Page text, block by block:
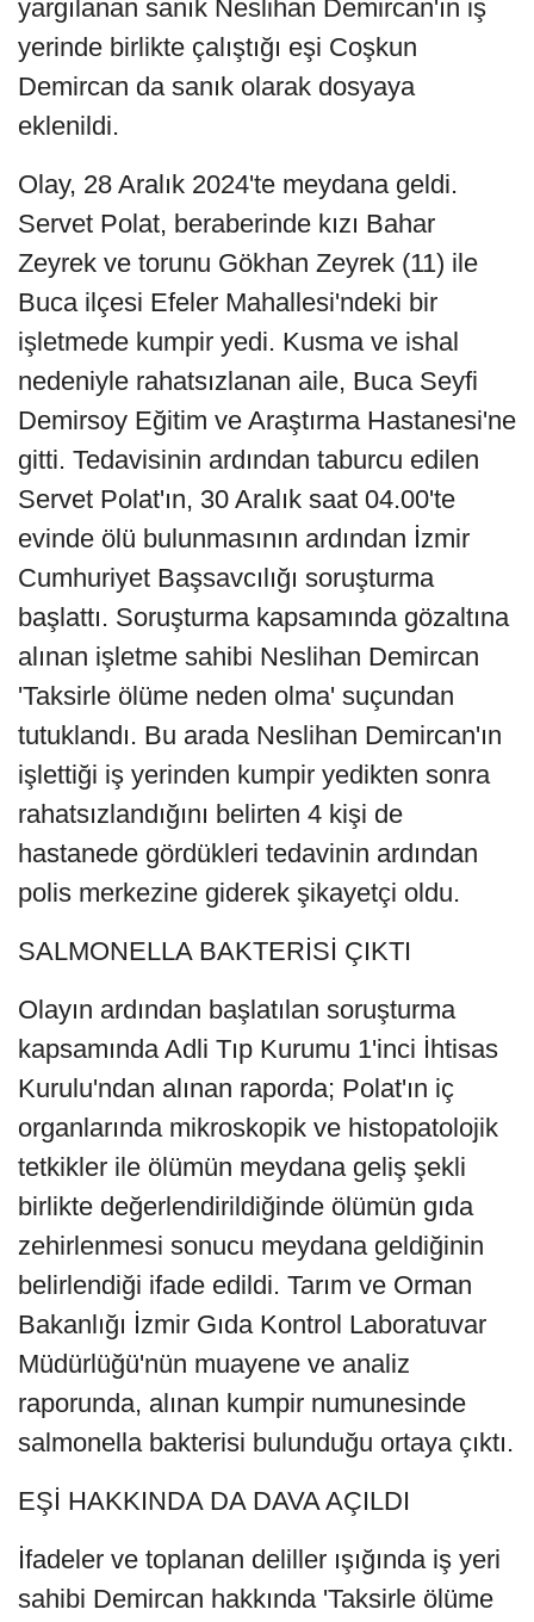
yargılanan sanık Neslihan Demircan'ın iş
yerinde birlikte çalıştığı eşi Coşkun
Demircan da sanık olarak dosyaya
eklenildi.
Olay, 28 Aralık 2024'te meydana geldi.
Servet Polat, beraberinde kızı Bahar
Zeyrek ve torunu Gökhan Zeyrek (11) ile
Buca ilçesi Efeler Mahallesi'ndeki bir
işletmede kumpir yedi. Kusma ve ishal
nedeniyle rahatsızlanan aile, Buca Seyfi
Demirsoy Eğitim ve Araştırma Hastanesi'ne
gitti. Tedavisinin ardından taburcu edilen
Servet Polat'ın, 30 Aralık saat 04.00'te
evinde ölü bulunmasının ardından İzmir
Cumhuriyet Başsavcılığı soruşturma
başlattı. Soruşturma kapsamında gözaltına
alınan işletme sahibi Neslihan Demircan
'Taksirle ölüme neden olma' suçundan
tutuklandı. Bu arada Neslihan Demircan'ın
işlettiği iş yerinden kumpir yedikten sonra
rahatsızlandığını belirten 4 kişi de
hastanede gördükleri tedavinin ardından
polis merkezine giderek şikayetçi oldu.
SALMONELLA BAKTERİSİ ÇIKTI
Olayın ardından başlatılan soruşturma
kapsamında Adli Tıp Kurumu 1'inci İhtisas
Kurulu'ndan alınan raporda; Polat'ın iç
organlarında mikroskopik ve histopatolojik
tetkikler ile ölümün meydana geliş şekli
birlikte değerlendirildiğinde ölümün gıda
zehirlenmesi sonucu meydana geldiğinin
belirlendiği ifade edildi. Tarım ve Orman
Bakanlığı İzmir Gıda Kontrol Laboratuvar
Müdürlüğü'nün muayene ve analiz
raporunda, alınan kumpir numunesinde
salmonella bakterisi bulunduğu ortaya çıktı.
EŞİ HAKKINDA DA DAVA AÇILDI
İfadeler ve toplanan deliller ışığında iş yeri
sahibi Demircan hakkında 'Taksirle ölüme